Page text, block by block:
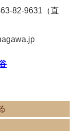
82-9631（直